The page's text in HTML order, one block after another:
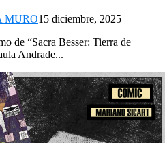
MURO15 diciembre, 2025
de “Sacra Besser: Tierra de
Andrade...